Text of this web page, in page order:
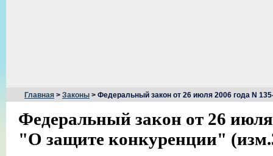
Главная > Законы > Федеральный закон от 26 июля 2006 года N
Федеральный закон от 26
"О защите конкуренции"